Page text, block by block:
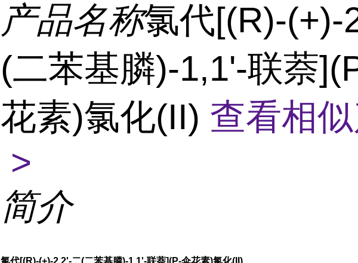
产品名称氯代[(R)-(+)-
(二苯基膦)-1,1'-联萘
花素)氯化(II) 查看相
>
简介
氯代[(R)-(+)-2,2'-二(二苯基膦)-1,1'-联萘](P-伞花素)氯化(II)